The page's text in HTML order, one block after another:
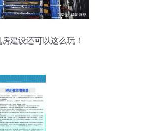
建设还可以这么玩！